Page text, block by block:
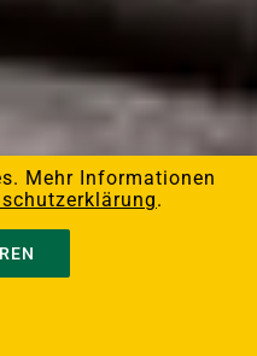
Mehr Informationen
.